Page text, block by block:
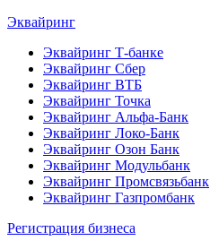
Эквайринг
Эквайринг Т-банке
Эквайринг Сбер
Эквайринг ВТБ
Эквайринг Точка
Эквайринг Альфа-Банк
Эквайринг Локо-Банк
Эквайринг Озон Банк
Эквайринг Модульбанк
Эквайринг Промсвязьбанк
Эквайринг Газпромбанк
Регистрация бизнеса